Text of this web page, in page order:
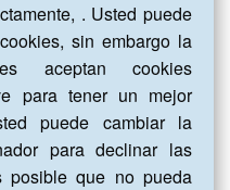
. Usted puede
sin embargo la
aceptan cookies
para tener un mejor
puede cambiar la
para declinar las
que no pueda